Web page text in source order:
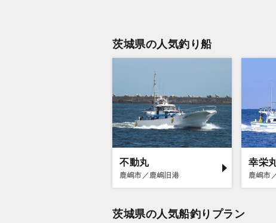
茨城県の人気釣り船
不動丸
鹿嶋市／鹿嶋旧港
幸栄
鹿嶋市
茨城県の人気船釣りプラン